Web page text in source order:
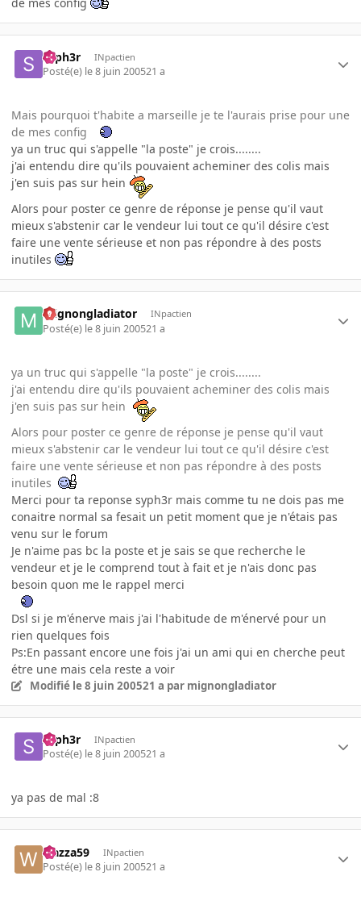
syph3r INpactien
Posté(e) le 8 juin 200521 a
Mais pourquoi t'habite a marseille je te l'aurais prise pour une
de mes config
ya un truc qui s'appelle "la poste" je crois........
j'ai entendu dire qu'ils pouvaient acheminer des colis mais
j'en suis pas sur hein
Alors pour poster ce genre de réponse je pense qu'il vaut
mieux s'abstenir car le vendeur lui tout ce qu'il désire c'est
faire une vente sérieuse et non pas répondre à des posts
inutiles
mignongladiator INpactien
Posté(e) le 8 juin 200521 a
ya un truc qui s'appelle "la poste" je crois........
j'ai entendu dire qu'ils pouvaient acheminer des colis mais
j'en suis pas sur hein
Alors pour poster ce genre de réponse je pense qu'il vaut
mieux s'abstenir car le vendeur lui tout ce qu'il désire c'est
faire une vente sérieuse et non pas répondre à des posts
inutiles
Merci pour ta reponse syph3r mais comme tu ne dois pas me
conaitre normal sa fesait un petit moment que je n'étais pas
venu sur le forum
Je n'aime pas bc la poste et je sais se que recherche le
vendeur et je le comprend tout à fait et je n'ais donc pas
besoin quon me le rappel merci
Dsl si je m'énerve mais j'ai l'habitude de m'énervé pour un
rien quelques fois
Ps:En passant encore une fois j'ai un ami qui en cherche peut
étre une mais cela reste a voir
Modifié le 8 juin 200521 a par mignongladiator
syph3r INpactien
Posté(e) le 8 juin 200521 a
ya pas de mal :8
wazza59 INpactien
Posté(e) le 8 juin 200521 a